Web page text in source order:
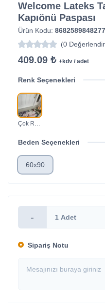
Welcome Lateks
Kapıönü Paspası
Ürün Kodu: 8682589848277
(0
409.09 ₺ +kdv / adet
Renk Seçenekleri
Çok Renkli
Beden Seçenekleri
60x90
-
Sipariş Notu